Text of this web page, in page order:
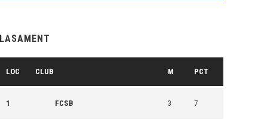
LOC CLUB M PCT
1 FCSB 3 7